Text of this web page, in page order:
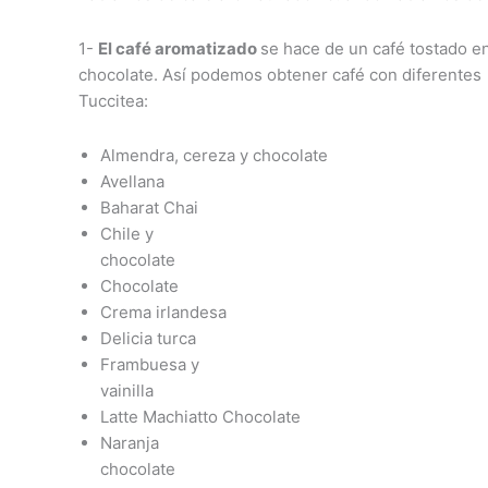
1- El café aromatizado se hace de un café tostado
chocolate. Así podemos obtener café con
Tuccitea:
Almendra, cereza y chocolate
Avellana
Baharat Chai
Chile y
chocolate
Chocolate
Crema irlandesa
Delicia turca
Frambuesa y
vainilla
Latte Machiatto Chocolate
Naranja
chocolate